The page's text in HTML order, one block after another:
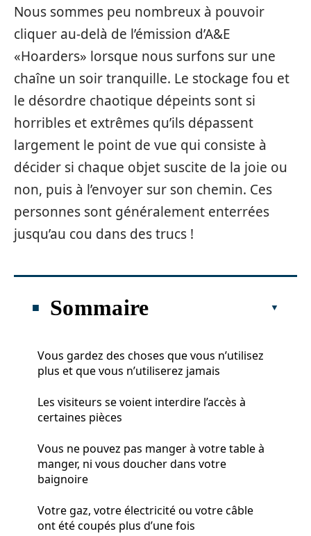
Nous sommes peu nombreux à pouvoir
cliquer au-delà de l’émission d’A&E
«Hoarders» lorsque nous surfons sur une
chaîne un soir tranquille. Le stockage fou et
le désordre chaotique dépeints sont si
horribles et extrêmes qu’ils dépassent
largement le point de vue qui consiste à
décider si chaque objet suscite de la joie ou
non, puis à l’envoyer sur son chemin. Ces
personnes sont généralement enterrées
jusqu’au cou dans des trucs !
Sommaire
Vous gardez des choses que vous n’utilisez
plus et que vous n’utiliserez jamais
Les visiteurs se voient interdire l’accès à
certaines pièces
Vous ne pouvez pas manger à votre table à
manger, ni vous doucher dans votre
baignoire
Votre gaz, votre électricité ou votre câble
ont été coupés plus d’une fois